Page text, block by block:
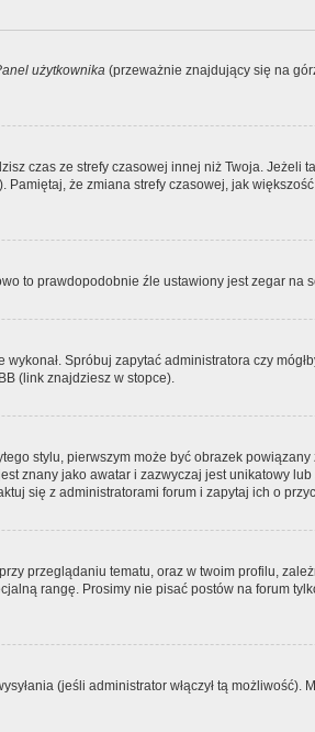
użytkownika (przeważnie znajdujący się na
czas ze strefy czasowej innej niż Twoja.
że zmiana strefy czasowej, jak
to prawdopodobnie źle ustawiony jest zegar na
Spróbuj zapytać administratora czy
(link znajdziesz w stopce).
stylu, pierwszym może być obrazek
znany jako awatar i zazwyczaj jest unikatowy
się z administratorami forum i zapytaj ich o
przeglądaniu tematu, oraz w twoim profilu,
rangę. Prosimy nie pisać postów na forum
(jeśli administrator włączył tą